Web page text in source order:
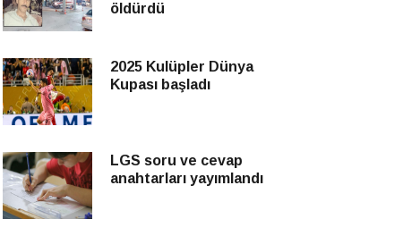
öldürdü
2025 Kulüpler Dünya
Kupası başladı
LGS soru ve cevap
anahtarları yayımlandı